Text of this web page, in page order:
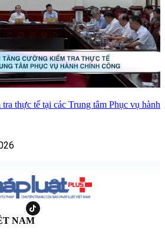
thực tế tại các Trung tâm Phục vụ hành
NAM